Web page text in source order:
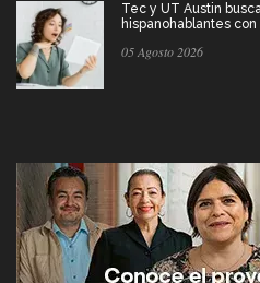
Tec y UT Austin
hispanohablantes con
05 Agosto 2026